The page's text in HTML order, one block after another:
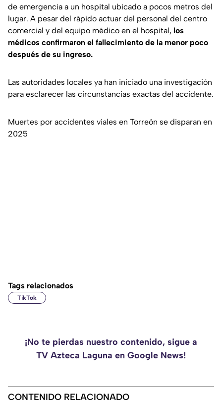
de emergencia a un hospital ubicado a pocos metros del
lugar. A pesar del rápido actuar del personal del centro
comercial y del equipo médico en el hospital, los
médicos confirmaron el fallecimiento de la menor poco
después de su ingreso.
Las autoridades locales ya han iniciado una investigación
para esclarecer las circunstancias exactas del accidente.
Muertes por accidentes viales en Torreón se disparan en
2025
Tags relacionados
TikTok
¡No te pierdas nuestro contenido, sigue a
TV Azteca Laguna en Google News!
CONTENIDO RELACIONADO